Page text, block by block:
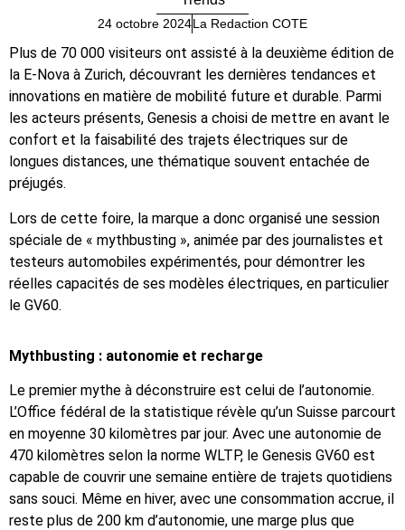
24 octobre 2024La Redaction COTE
Plus de 70 000 visiteurs ont assisté à la deuxième édition de
la E-Nova à Zurich, découvrant les dernières tendances et
innovations en matière de mobilité future et durable. Parmi
les acteurs présents, Genesis a choisi de mettre en avant le
confort et la faisabilité des trajets électriques sur de
longues distances, une thématique souvent entachée de
préjugés.
Lors de cette foire, la marque a donc organisé une session
spéciale de « mythbusting », animée par des journalistes et
testeurs automobiles expérimentés, pour démontrer les
réelles capacités de ses modèles électriques, en particulier
le GV60.
Mythbusting : autonomie et recharge
Le premier mythe à déconstruire est celui de l’autonomie.
L’Office fédéral de la statistique révèle qu’un Suisse parcourt
en moyenne 30 kilomètres par jour. Avec une autonomie de
470 kilomètres selon la norme WLTP, le Genesis GV60 est
capable de couvrir une semaine entière de trajets quotidiens
sans souci. Même en hiver, avec une consommation accrue, il
reste plus de 200 km d’autonomie, une marge plus que